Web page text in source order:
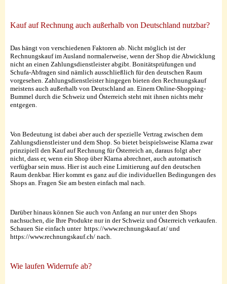
Kauf auf Rechnung auch außerhalb von Deutschland nutzbar?
Das hängt von verschiedenen Faktoren ab. Nicht möglich ist der
Rechnungskauf im Ausland normalerweise, wenn der Shop die Abwicklung
nicht an einen Zahlungsdienstleister abgibt. Bonitätsprüfungen und
Schufa-Abfragen sind nämlich ausschließlich für den deutschen Raum
vorgesehen. Zahlungsdienstleister hingegen bieten den Rechnungskauf
meistens auch außerhalb von Deutschland an. Einem Online-Shopping-
Bummel durch die Schweiz und Österreich steht mit ihnen nichts mehr
entgegen.
Von Bedeutung ist dabei aber auch der spezielle Vertrag zwischen dem
Zahlungsdienstleister und dem Shop. So bietet beispielsweise Klarna zwar
prinzipiell den Kauf auf Rechnung für Österreich an, daraus folgt aber
nicht, dass er, wenn ein Shop über Klarna abrechnet, auch automatisch
verfügbar sein muss. Hier ist auch eine Limitierung auf den deutschen
Raum denkbar. Hier kommt es ganz auf die individuellen Bedingungen des
Shops an. Fragen Sie am besten einfach mal nach.
Darüber hinaus können Sie auch von Anfang an nur unter den Shops
nachsuchen, die Ihre Produkte nur in der Schweiz und Österreich verkaufen.
Schauen Sie einfach unter https://www.rechnungskauf.at/ und
https://www.rechnungskauf.ch/ nach.
Wie laufen Widerrufe ab?